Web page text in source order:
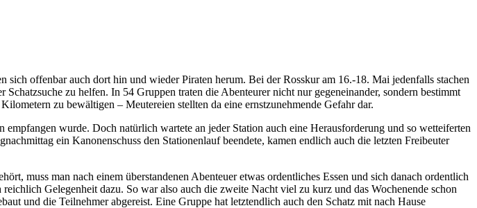
offenbar auch dort hin und wieder Piraten herum. Bei der Rosskur am 16.-18. Mai jedenfalls stachen
zu helfen. In 54 Gruppen traten die Abenteurer nicht nur gegeneinander, sondern bestimmt
zu bewältigen – Meutereien stellten da eine ernstzunehmende Gefahr dar.
wurde. Doch natürlich wartete an jeder Station auch eine Herausforderung und so wetteiferten
ein Kanonenschuss den Stationenlauf beendete, kamen endlich auch die letzten Freibeuter
muss man nach einem überstandenen Abenteuer etwas ordentliches Essen und sich danach ordentlich
Gelegenheit dazu. So war also auch die zweite Nacht viel zu kurz und das Wochenende schon
und die Teilnehmer abgereist. Eine Gruppe hat letztendlich auch den Schatz mit nach Hause